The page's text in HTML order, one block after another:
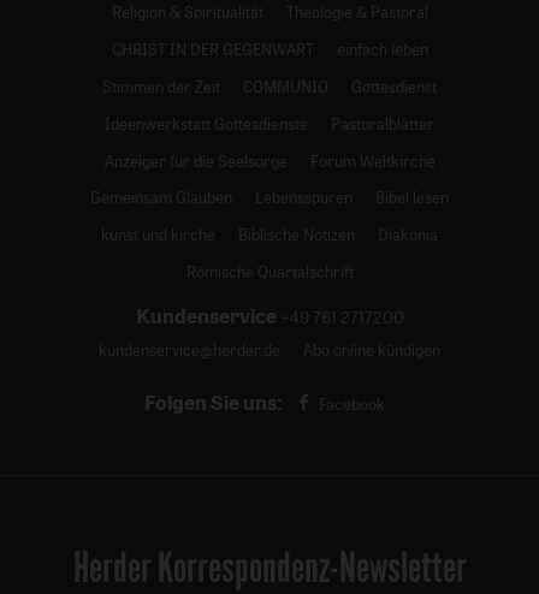
Religion & Spiritualität
Theologie & Pastoral
CHRIST IN DER GEGENWART
einfach leben
Stimmen der Zeit
COMMUNIO
Gottesdienst
Ideenwerkstatt Gottesdienste
Pastoralblätter
Anzeiger für die Seelsorge
Forum Weltkirche
Gemeinsam Glauben
Lebensspuren
Bibel lesen
kunst und kirche
Biblische Notizen
Diakonia
Römische Quartalschrift
Kundenservice +49 761 2717200
kundenservice@herder.de
Abo online kündigen
Folgen Sie uns: Facebook
Herder Korrespondenz-Newsletter